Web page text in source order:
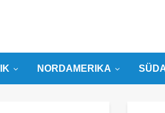
NORDAMERIKA